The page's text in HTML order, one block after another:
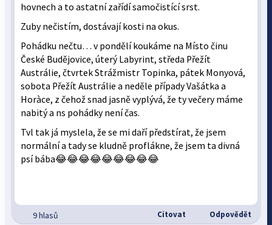
hovnech a to astatní zařídí samočistící srst.
Zuby nečistím, dostávají kosti na okus.
Pohádku nečtu… v pondělí koukáme na Místo činu
České Budějovice, úterý Labyrint, středa Přežít
Austrálie, čtvrtek Strážmistr Topinka, pátek Monyová,
sobota Přežít Austrálie a neděle případy Vašátka a
Horàce, z čehož snad jasně vyplývá, že ty večery máme
nabitý a ns pohádky není čas.
Tvl tak já myslela, že se mi daří předstírat, že jsem
normální a tady se kludně proflákne, že jsem ta divná
psí bába😂😂😂😂😂😂😂😂😂
9 hlasů Citovat Odpovědět